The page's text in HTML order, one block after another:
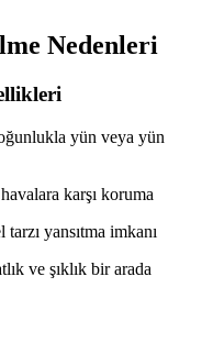
Nedenleri
yün veya yün
karşı koruma
tarzı yansıtma imkanı
ve şıklık bir arada